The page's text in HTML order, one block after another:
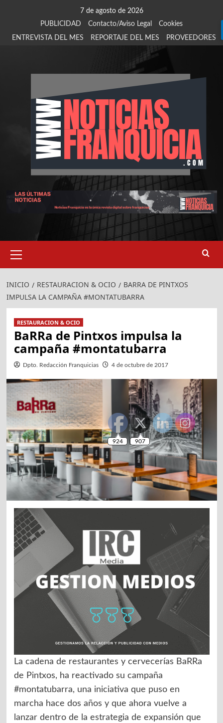
7 de agosto de 2026
PUBLICIDAD
Contacto/Aviso Legal
Cookies
ENTREVISTA DEL MES
REPORTAJE DEL MES PROVEEDORES
primario
INICIO RESTAURACION & OCIO
BARRA DE PINTXOS
IMPULSA LA CAMPAÑA #MONTATUBARRA
RESTAURACION & OCIO
BaRRa de Pintxos impulsa la
campaña #montatubarra
Dpto. Redacción Franquicias 4 de octubre de 2017
La cadena de restaurantes y cervecerías BaRRa
de Pintxos, ha reactivado su campaña
#montatubarra, una iniciativa que puso en
marcha hace dos años y que ahora vuelve a
lanzar dentro de la estrategia de expansión que
907